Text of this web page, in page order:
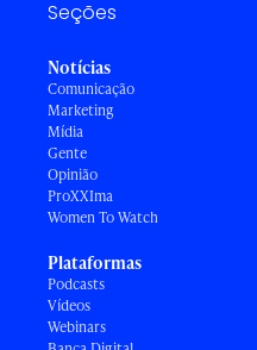
Seções
Notícias
Comunicação
Marketing
Mídia
Gente
Opinião
ProXXIma
Women To Watch
Plataformas
Podcasts
Vídeos
Webinars